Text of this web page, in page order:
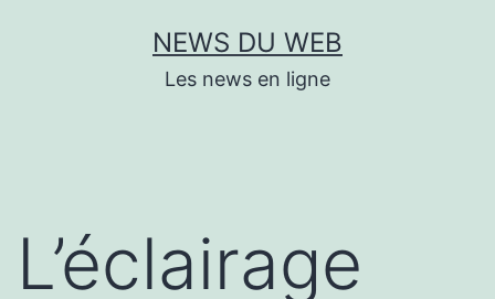
NEWS DU WEB
Les news en ligne
L’éclairage